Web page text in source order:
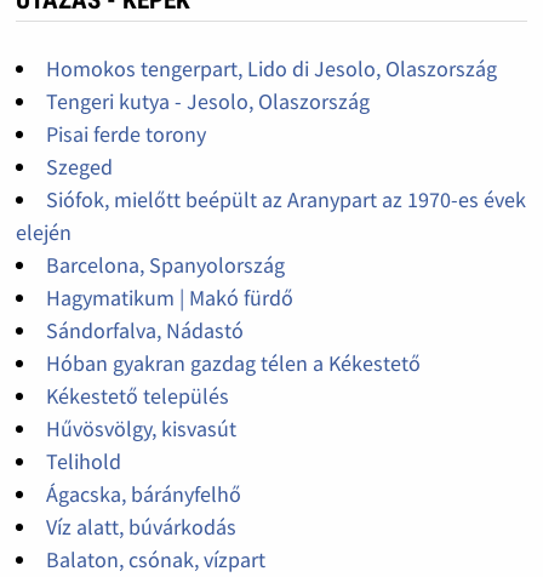
Homokos tengerpart, Lido di Jesolo, Olaszország
Tengeri kutya - Jesolo, Olaszország
Pisai ferde torony
Szeged
Siófok, mielőtt beépült az Aranypart az 1970-es évek
elején
Barcelona, Spanyolország
Hagymatikum | Makó fürdő
Sándorfalva, Nádastó
Hóban gyakran gazdag télen a Kékestető
Kékestető település
Hűvösvölgy, kisvasút
Telihold
Ágacska, bárányfelhő
Víz alatt, búvárkodás
Balaton, csónak, vízpart